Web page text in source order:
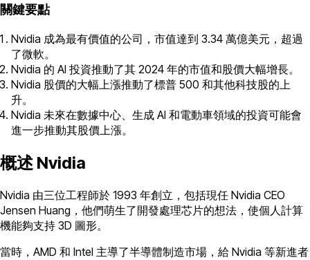
關鍵要點
Nvidia 成為最有價值的公司，市值達到 3.34 萬億美元，超過
了微軟。
Nvidia 的 AI 投資推動了其 2024 年的市值和股價大幅增長。
Nvidia 股價的大幅上漲推動了標普 500 和其他科技股的上
升。
Nvidia 未來在數據中心、生成 AI 和電動車領域的投資可能會
進一步推動其股價上漲。
概述 Nvidia
Nvidia 由三位工程師於 1993 年創立，包括現任 Nvidia CEO
Jensen Huang，他們萌生了開發處理芯片的想法，使個人計算
機能夠支持 3D 圖形。
當時，AMD 和 Intel 主導了半導體制造市場，給 Nvidia 等新進者